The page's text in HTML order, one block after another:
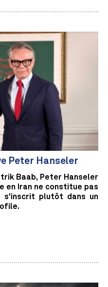
Peter Hanseler
Baab, Peter Hanseler
en Iran ne constitue pas
s'inscrit plutôt dans un